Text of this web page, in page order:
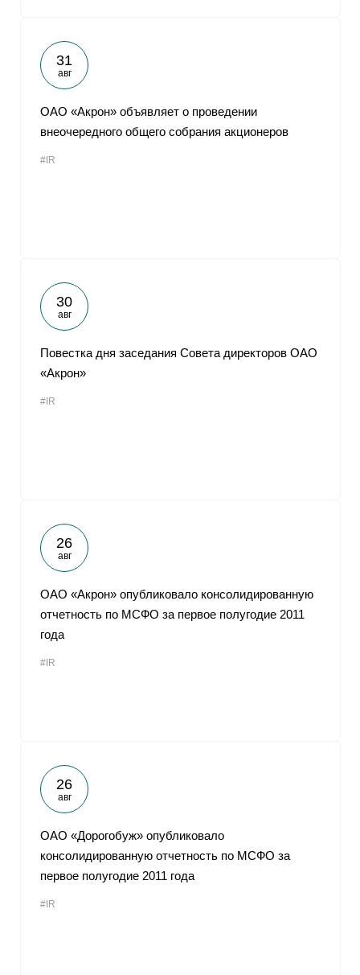
31
авг
ОАО «Акрон» объявляет о проведении
внеочередного общего собрания акционеров
#IR
30
авг
Повестка дня заседания Совета директоров ОАО
«Акрон»
#IR
26
авг
ОАО «Акрон» опубликовало консолидированную
отчетность по МСФО за первое полугодие 2011
года
#IR
26
авг
ОАО «Дорогобуж» опубликовало
консолидированную отчетность по МСФО за
первое полугодие 2011 года
#IR